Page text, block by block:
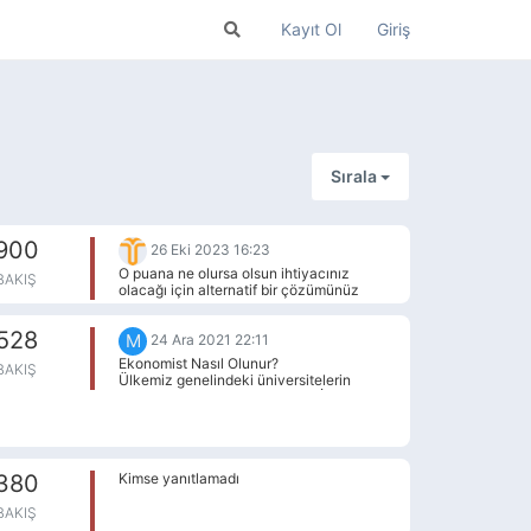
Kayıt Ol Giriş
Sırala
26 Eki 2023 16:23
O puana ne olursa olsun ihtiyacınız
olacağı için alternatif bir çözümünüz
M
24 Ara 2021 22:11
Ekonomist Nasıl Olunur?
Ülkemiz genelindeki üniversitelerin
puan türünden minimum ortalama 258,83
Kimse yanıtlamadı